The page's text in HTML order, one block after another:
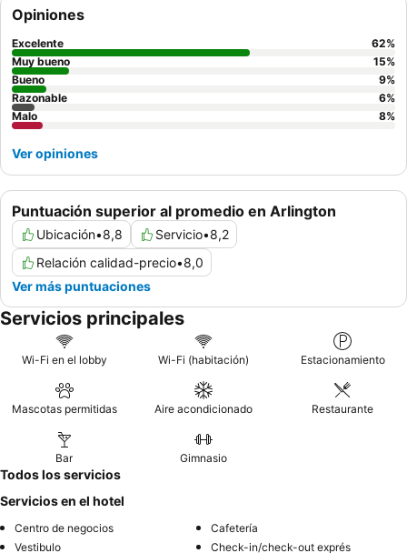
deliciosas opciones del restaurante, incluido el
de alta calificación y el Old Fashioned ahumado de autor en el
bar. Para una estancia más tranquila, considere solicitar una
habitación lejos de los ascensores.
Puntuación superior al promedio en Arlington
Ubicación•8,8 Servicio•8,2
Relación calidad-precio•8,0
Ver más puntuaciones
Opiniones
Excelente 62%
Muy bueno
15%
Bueno
9%
Razonable
6%
Malo
8%
Ver opiniones
Servicios principales
Wi-Fi en el lobby Wi-Fi (habitación) Estacionamiento
Mascotas permitidas Aire acondicionado Restaurante
Bar Gimnasio
Todos los servicios
Servicios en el hotel
Centro de negocios
Cafetería
Vestibulo
Check-in/check-out exprés